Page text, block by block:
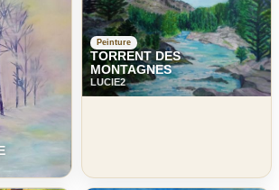
Peinture
TORRENT DES
MONTAGNES
LUCIE2